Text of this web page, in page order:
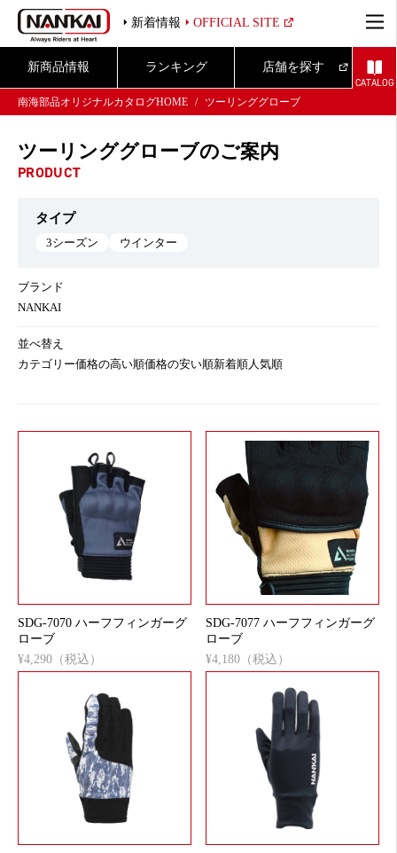
新着情報 OFFICIAL SITE
新商品情報 ランキング 店舗を探す
CATALOG
南海部品オリジナルカタログHOME
ツーリンググローブ
ツーリンググローブのご案内
PRODUCT
タイプ
3シーズン ウインター
ブランド
NANKAI
並べ替え
カテゴリー価格の高い順価格の安い順新着順人気順
SDG-7070 ハーフフィンガーグ
ローブ
¥4,290（税込）
SDG-7077 ハーフフィンガーグ
ローブ
¥4,180（税込）